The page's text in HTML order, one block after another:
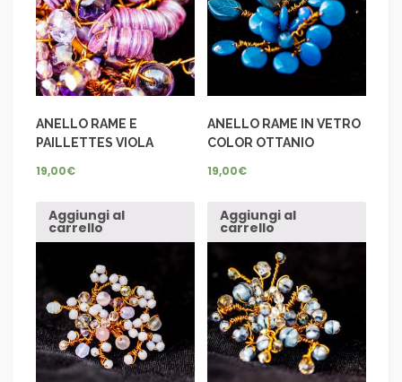
ANELLO RAME E
PAILLETTES VIOLA
19,00€
Aggiungi al
carrello
ANELLO RAME IN VETRO
COLOR OTTANIO
19,00€
Aggiungi al
carrello